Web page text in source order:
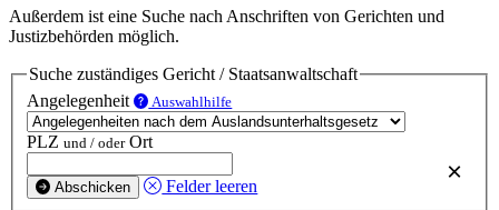
Außerdem ist eine Suche nach Anschriften von Gerichten und
Justizbehörden möglich.
Suche zuständiges Gericht / Staatsanwaltschaft
Angelegenheit
Auswahlhilfe
PLZ und / oderOrt
×
Abschicken
Felder leeren